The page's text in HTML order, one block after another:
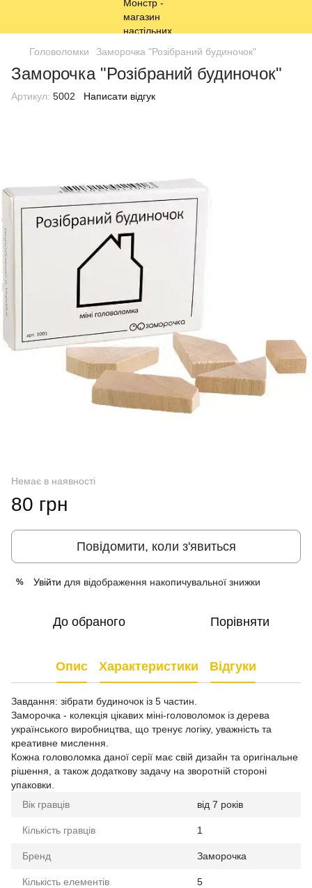
Головоломки Заморочка "Розібраний будиночок"
Заморочка "Розібраний будиночок"
Артикул: 5002 Написати відгук
Немає в наявності
80 грн
Повідомити, коли з'явиться
% Увійти для відображення накопичувальної знижки
До обраного Порівняти
Опис Характеристики Відгуки
Завдання: зібрати будиночок із 5 частин.
Заморочка - колекція цікавих міні-головоломок із дерева
українського виробництва, що тренує логіку, уважність та
креативне мислення.
Кожна головоломка даної серії має свій дизайн та оригінальне
рішення, а також додаткову задачу на зворотній стороні
упаковки.
Вік гравців
від 7 років
Кількість гравців 1
Бренд Заморочка
Кількість елементів 5